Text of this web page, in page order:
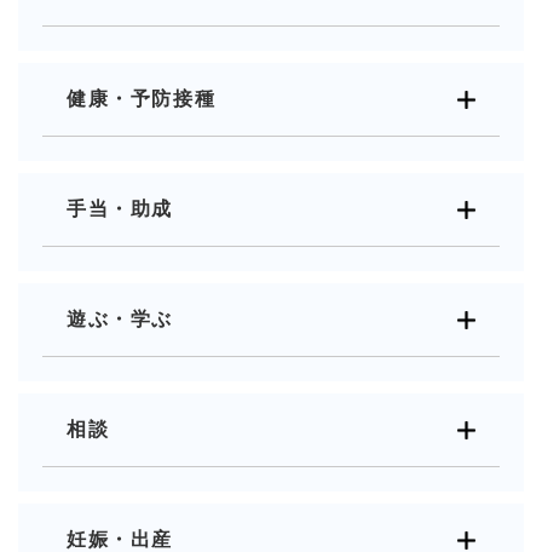
健康・予防接種
手当・助成
遊ぶ・学ぶ
相談
妊娠・出産